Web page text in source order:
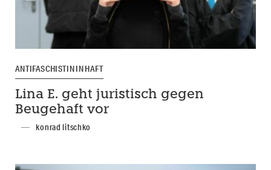
ANTIFASCHISTIN IN HAFT
Lina E. geht juristisch gegen
Beugehaft vor
konrad litschko